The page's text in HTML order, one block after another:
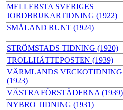
MELLERSTA SVERIGES
JORDBRUKARTIDNING (1922)
SMÅLAND RUNT (1924)
STRÖMSTADS TIDNING (1920)
TROLLHÄTTEPOSTEN (1939)
VÄRMLANDS VECKOTIDNING
(1923)
VÄSTRA FÖRSTÄDERNA (1939)
NYBRO TIDNING (1931)